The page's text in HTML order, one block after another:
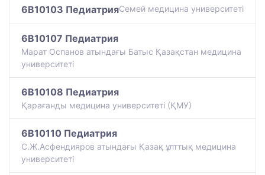
6B10103 ПедиатрияСемей медицина университеті
6B10107 Педиатрия
Марат Оспанов атындағы Батыс Қазақстан медицина
университеті
6B10108 Педиатрия
Қарағанды медицина университеті (ҚМУ)
6B10110 Педиатрия
С.Ж.Асфендияров атындағы Қазақ ұлттық медицина
университеті